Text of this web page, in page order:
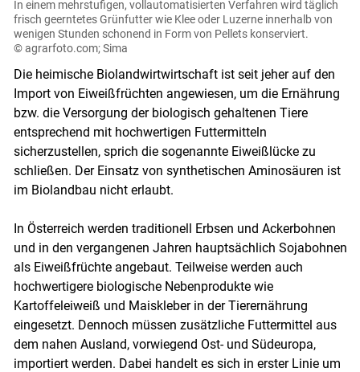
In einem mehrstufigen, vollautomatisierten Verfahren wird täglich
frisch geerntetes Grünfutter wie Klee oder Luzerne innerhalb von
wenigen Stunden schonend in Form von Pellets konserviert.
© agrarfoto.com; Sima
Die heimische Biolandwirtwirtschaft ist seit jeher auf den
Import von Eiweißfrüchten angewiesen, um die Ernährung
bzw. die Versorgung der biologisch gehaltenen Tiere
entsprechend mit hochwertigen Futtermitteln
sicherzustellen, sprich die sogenannte Eiweißlücke zu
schließen. Der Einsatz von synthetischen Aminosäuren ist
im Biolandbau nicht erlaubt.
In Österreich werden traditionell Erbsen und Ackerbohnen
und in den vergangenen Jahren hauptsächlich Sojabohnen
als Eiweißfrüchte angebaut. Teilweise werden auch
hochwertigere biologische Nebenprodukte wie
Kartoffeleiweiß und Maiskleber in der Tierernährung
eingesetzt. Dennoch müssen zusätzliche Futtermittel aus
dem nahen Ausland, vorwiegend Ost- und Südeuropa,
importiert werden. Dabei handelt es sich in erster Linie um